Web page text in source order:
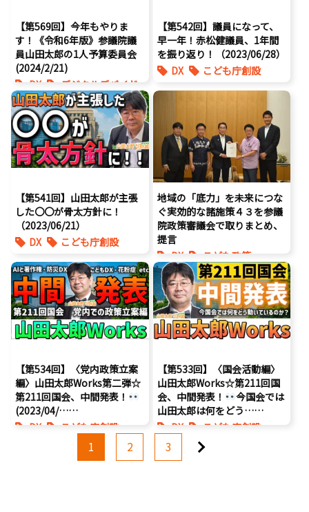
【第569回】今年もやりま
す！《令和6年版》参議院議
員山田太郎の1人予算委員会
(2024/2/21)
DX
デジタルデバイド
デジタル庁
動画
国会
将来不安
少子化
最先端技術
経済政策
【第542回】議員になって、
早一年！赤松健議員、1年間
を振り返り！（2023/06/28）
DX
こども庁創設
エンタメ支援
動画
国会
少子化
海賊版
花粉症
表現規制
【第541回】山田太郎が主張
した〇〇が骨太方針に！
（2023/06/21）
DX
こども庁創設
エンタメ支援
デジタルアーカイブ
動画
国会
少子化
海賊版
花粉症
表現規制
地域の「底力」を未来につな
ぐ実効的な諸施策４３を参議
院政策審議会で取りまとめ、
提言
DX
こども政策
デジタルデバイド
将来不安
少子化
自民党
【第534回】〈党内政策立案
編〉山田太郎Works第二弾☆
第211回国会、中間発表！
(2023/04/……
DX
こども庁創設
エンタメ支援
【第533回】〈国会活動編〉
山田太郎Works☆第211回国
会、中間発表！
今国会では
山田太郎は何をどう……
DX
こども庁創設
こども政策
エンタメ支援
1 2 3 次へ